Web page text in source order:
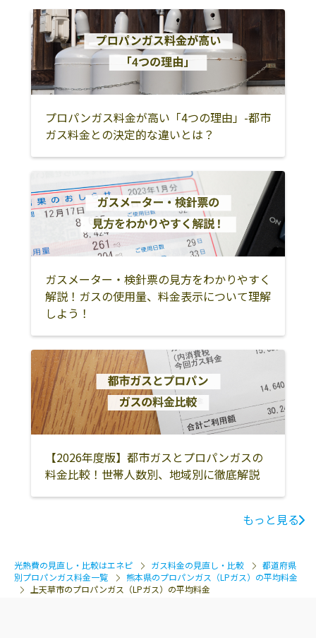
江郷商店
上天草市龍ヶ岳
町樋島351-5
0969-62-0753
吉野商店
上天草市大矢野
町維和1296
0964-58-0006
株式会社松島プ
ロパン商会
861-6101 上天草
市松島町阿村
5702-7
0969-56-1458
マツモト商店
866-0102 上天草
市姫戸町二間戸
5867-3
0969-58-3182
866-0202 上天草
市龍ｹ岳町高戸
0969-62-0061
玉名郡南関町
玉名郡長洲町
菊池市
合志市
菊池郡大津町
菊池郡菊陽町
阿蘇市
阿蘇郡南小国町
阿蘇郡小国町
阿蘇郡産山村
阿蘇郡高森町
阿蘇郡南阿蘇村
阿蘇郡西原村
八代市
上益城郡嘉島町
上益城郡益城町
上益城郡甲佐町
上益城郡山都町
八代郡氷川町
水俣市
球磨郡錦町
球磨郡多良木町
球磨郡湯前町
球磨郡相良村
球磨郡五木村
球磨郡山江村
球磨郡球磨村
球磨郡あさぎり
町
天草市
上天草市 天草郡苓北町
プロパンガス料金が高い「4つの理由」-都市
ガス料金との決定的な違いとは？
ガスメーター・検針票の見方をわかりやすく
解説！ガスの使用量、料金表示について理解
しよう！
【2026年度版】都市ガスとプロパンガスの
料金比較！世帯人数別、地域別に徹底解説
もっと見る
光熱費の見直し・比較はエネピ ガス料金の見直し・比較
都道府県
別プロパンガス料金一覧
熊本県のプロパンガス（LPガス）の平均料金
上天草市のプロパンガス（LPガス）の平均料金